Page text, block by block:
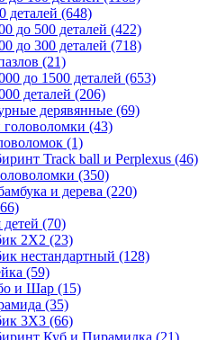
деталей (648)
до 500 деталей (422)
до 300 деталей (718)
(21)
до 1500 деталей (653)
деталей (206)
дерявянные (69)
(43)
(1)
Track ball и Perplexus (46)
(350)
и дерева (220)
(70)
2Х2 (23)
нестандартный (128)
(59)
и Шар (15)
(35)
3Х3 (66)